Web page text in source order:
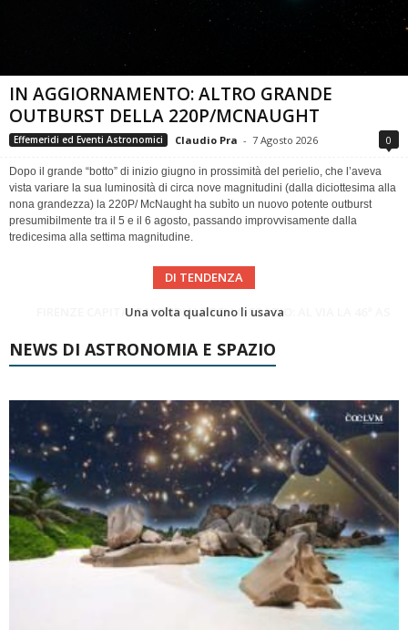
IN AGGIORNAMENTO: ALTRO GRANDE
OUTBURST DELLA 220P/MCNAUGHT
Effemeridi ed Eventi Astronomici Claudio Pra - 7 Agosto 2026 0
Dopo il grande “botto” di inizio giugno in prossimità del perielio, che l’aveva
vista variare la sua luminosità di circa nove magnitudini (dalla diciottesima alla
nona grandezza) la 220P/ McNaught ha subìto un nuovo potente outburst
presumibilmente tra il 5 e il 6 agosto, passando improvvisamente dalla
tredicesima alla settima magnitudine.
DI TENDENZA
NEWS DI ASTRONOMIA E SPAZIO